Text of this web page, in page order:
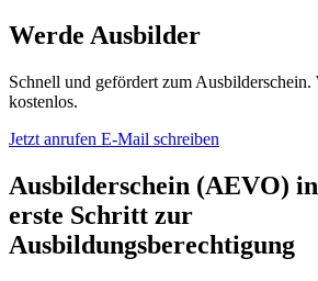
Werde Ausbilder
Schnell und gefördert zum Ausbilderschein.
kostenlos.
Jetzt anrufen E-Mail schreiben
Ausbilderschein (AEVO)
erste Schritt zur
Ausbildungsberechtigung